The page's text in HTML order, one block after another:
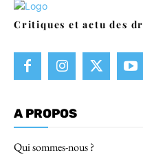
Critiques et actu des
A PROPOS
Qui sommes-nous ?